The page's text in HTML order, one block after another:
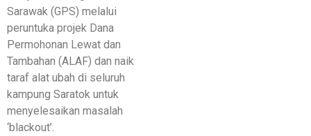
Sarawak (GPS) melalui
peruntuka projek Dana
Permohonan Lewat dan
Tambahan (ALAF) dan naik
taraf alat ubah di seluruh
kampung Saratok untuk
menyelesaikan masalah
‘blackout’.